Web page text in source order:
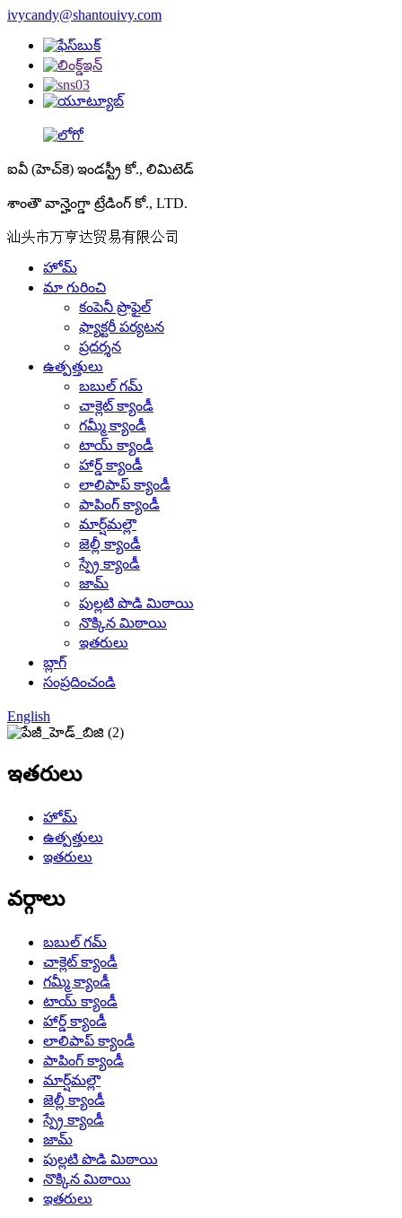
ivycandy@shantouivy.com
ఐవీ (హెచ్‌కె) ఇండస్ట్రీ కో., లిమిటెడ్
శాంతౌ వాన్హెంగ్డా ట్రేడింగ్ కో., LTD.
汕头市万亨达贸易有限公司
హోమ్
మా గురించి
కంపెనీ ప్రొఫైల్
ఫ్యాక్టరీ పర్యటన
ప్రదర్శన
ఉత్పత్తులు
బబుల్ గమ్
చాక్లెట్ క్యాండీ
గమ్మీ క్యాండీ
టాయ్ క్యాండీ
హార్డ్ క్యాండీ
లాలిపాప్ క్యాండీ
పాపింగ్ క్యాండీ
మార్ష్‌మల్లౌ
జెల్లీ క్యాండీ
స్ప్రే క్యాండీ
జామ్
పుల్లటి పొడి మిఠాయి
నొక్కిన మిఠాయి
ఇతరులు
బ్లాగ్
సంప్రదించండి
English
ఇతరులు
హోమ్
ఉత్పత్తులు
ఇతరులు
వర్గాలు
బబుల్ గమ్
చాక్లెట్ క్యాండీ
గమ్మీ క్యాండీ
టాయ్ క్యాండీ
హార్డ్ క్యాండీ
లాలిపాప్ క్యాండీ
పాపింగ్ క్యాండీ
మార్ష్‌మల్లౌ
జెల్లీ క్యాండీ
స్ప్రే క్యాండీ
జామ్
పుల్లటి పొడి మిఠాయి
నొక్కిన మిఠాయి
ఇతరులు